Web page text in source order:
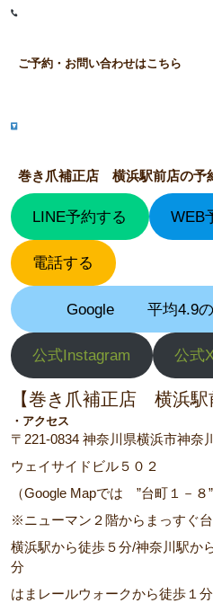
ご予約・お問い合わせはこちら
巻き爪補正店 横浜駅前店の予
LINE予約する WEB
電話する
Google 平均4.9
公式Instagram 公式
【巻き爪補正店 横浜駅
・アクセス
〒221-0834 神奈川県横浜市神奈
ウェイサイドビル５０２
（Google Mapでは ”台町１－８
※ニューマン２階からまっすぐ台
横浜駅から徒歩５分/神奈川駅か
分
はまレールウォークから徒歩１分